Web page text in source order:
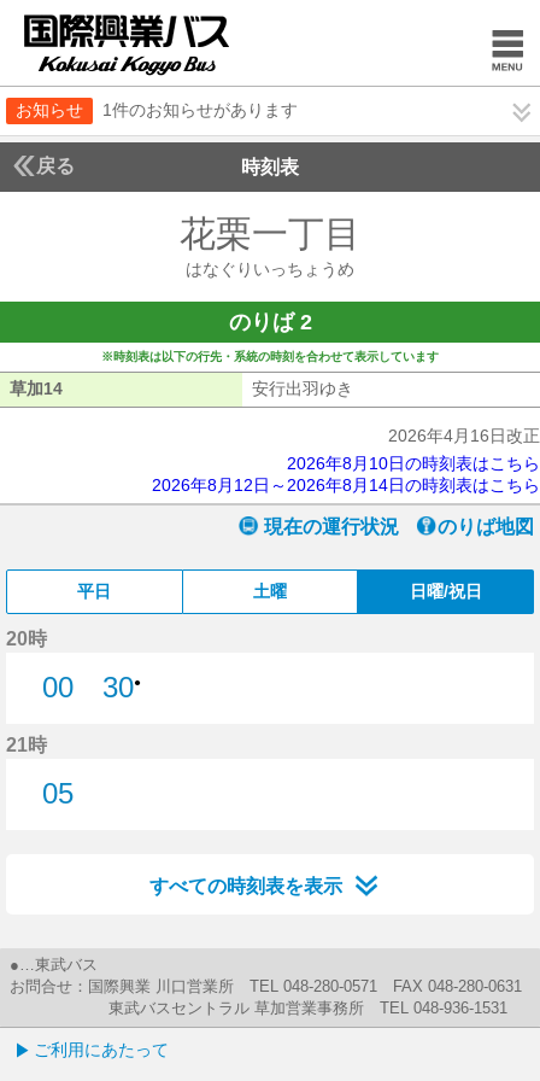
お知らせ 1件のお知らせがあります
戻る 時刻表
花栗一丁目
はなぐりいっちょうめ
のりば 2
※時刻表は以下の行先・系統の時刻を合わせて表示しています
草加14 安行出羽ゆき
2026年4月16日改正
2026年8月10日の時刻表はこちら
2026年8月12日～2026年8月14日の時刻表はこちら
現在の運行状況 のりば地図
平日 土曜 日曜/祝日
20時
00
30●
21時
05
すべての時刻表を表示
●…東武バス
お問合せ：国際興業 川口営業所 TEL 048-280-0571 FAX 048-280-0631
東武バスセントラル 草加営業事務所 TEL 048-936-1531
ご利用にあたって